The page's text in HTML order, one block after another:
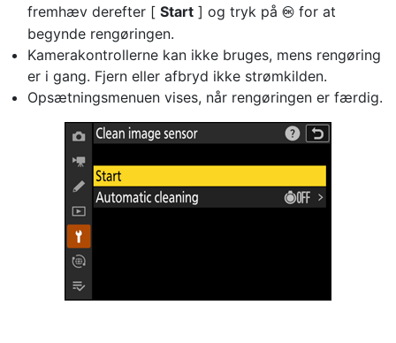
fremhæv derefter [ Start ] og tryk på J for at
begynde rengøringen.
Kamerakontrollerne kan ikke bruges, mens rengøring
er i gang. Fjern eller afbryd ikke strømkilden.
Opsætningsmenuen vises, når rengøringen er færdig.